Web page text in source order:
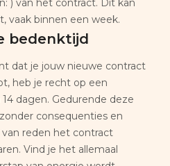
) van het contract. Dit kan
vaak binnen een week.
bedenktijd
dat je jouw nieuwe contract
heb je recht op een
dagen. Gedurende deze
consequenties en
reden het contract
Vind je het allemaal